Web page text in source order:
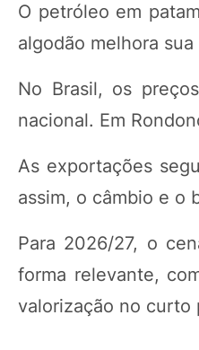
O petróleo em
algodão melhora
No Brasil, os
nacional. Em
As exportações
assim, o câmbio e o
Para 2026/27, o
forma relevante,
valorização no curto